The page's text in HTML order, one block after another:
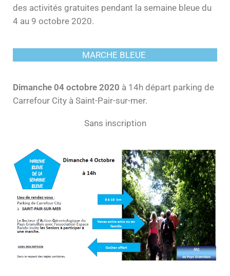
des activités gratuites pendant la semaine bleue du
4 au 9 octobre 2020.
MARCHE BLEUE
Dimanche 04 octobre 2020 à 14h départ parking de
Carrefour City à Saint-Pair-sur-mer.
Sans inscription